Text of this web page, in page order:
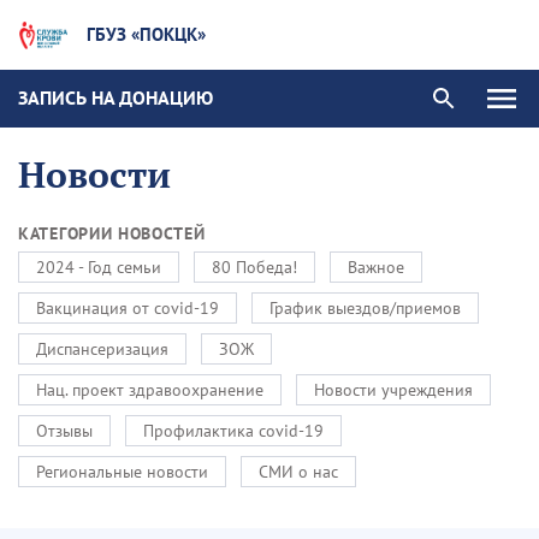
ГБУЗ «ПОКЦК»
ЗАПИСЬ НА ДОНАЦИЮ
Новости
КАТЕГОРИИ НОВОСТЕЙ
2024 - Год семьи
80 Победа!
Важное
Вакцинация от covid-19
График выездов/приемов
Диспансеризация
ЗОЖ
Нац. проект здравоохранение
Новости учреждения
Отзывы
Профилактика covid-19
Региональные новости
СМИ о нас